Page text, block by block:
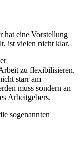
hat eine Vorstellung
ist vielen nicht klar.
zu flexibilisieren.
starr am
muss sondern an
Arbeitgebers.
sogenannten